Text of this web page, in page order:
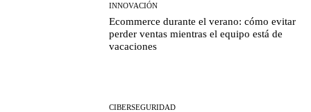
INNOVACIÓN
Ecommerce durante el verano: cómo evitar
perder ventas mientras el equipo está de
vacaciones
CIBERSEGURIDAD